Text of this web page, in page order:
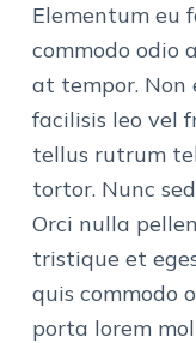
n
t
Elementum eu
commodo odio
at tempor. Non
facilisis leo vel
tellus rutrum
tortor. Nunc
Orci nulla
tristique et
quis commodo
porta lorem